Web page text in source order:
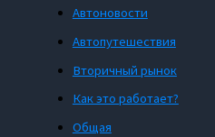
Автоновости
Автопутешествия
Вторичный рынок
Как это работает?
Общая